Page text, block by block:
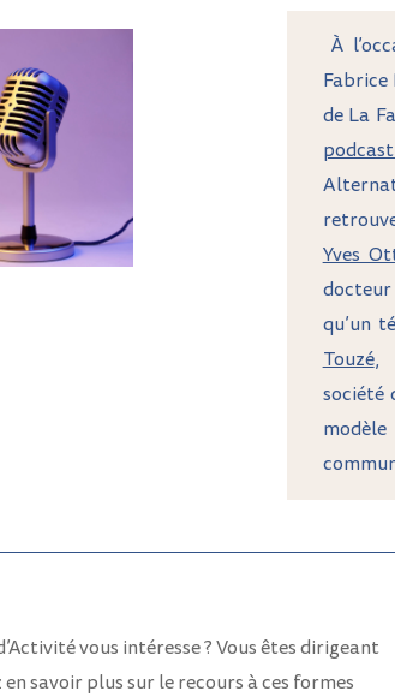
À
de La
Yves
qu’un
Touzé,
société
vous intéresse ? Vous êtes dirigeant
savoir plus sur le recours à ces formes